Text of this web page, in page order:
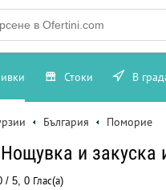
Стоки В
България Поморие
и закуска
/ 5, 0 Глас(а)